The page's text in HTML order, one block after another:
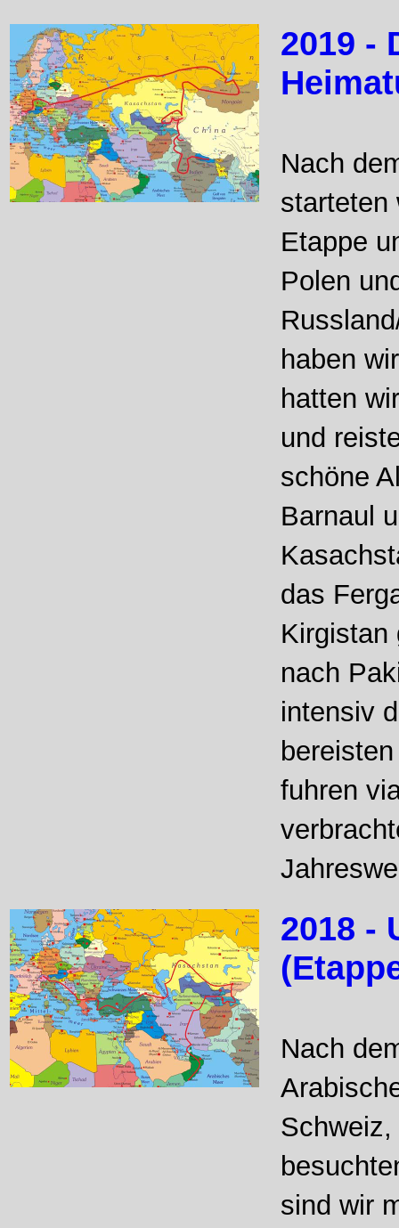
2019 -
Nach
starteten
Etappe
Polen
haben
hatten
und
schöne
Barnaul
das
Kirgistan
nach
intensiv
fuhren
2018 -
Nach
sind wir